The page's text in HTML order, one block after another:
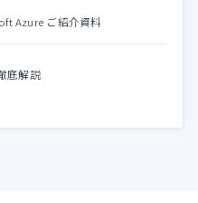
Azure ご紹介資料
底解説